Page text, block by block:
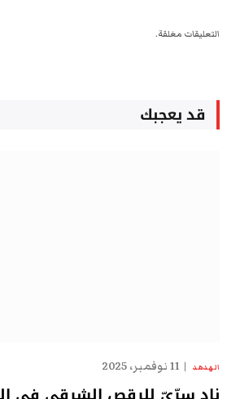
التعليقات مغلقة.
قد يعجبك
الهدهد 11 نوفمبر، 2025